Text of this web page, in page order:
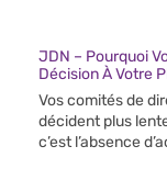
JDN – Pourquoi
Décision À Votre
Vos comités de
décident plus
c’est l’absence